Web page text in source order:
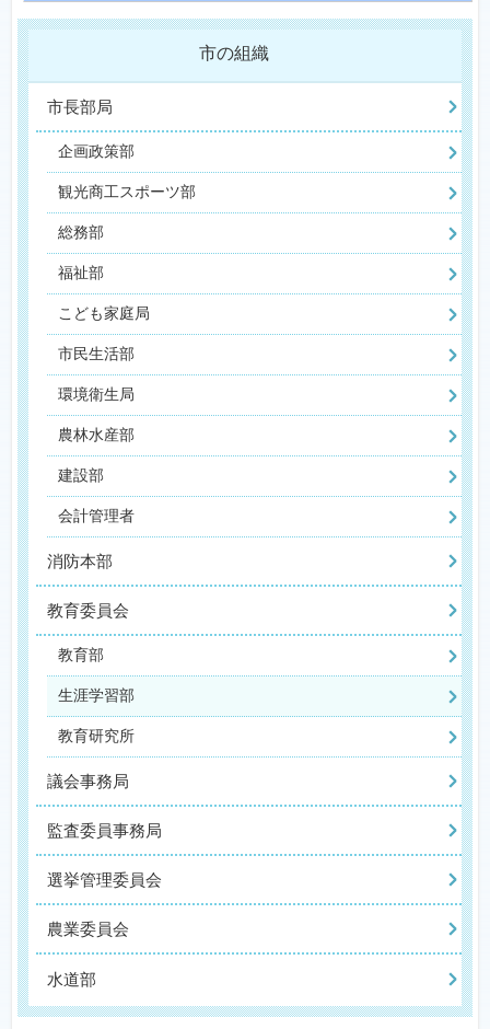
市の組織
市長部局
企画政策部
観光商工スポーツ部
総務部
福祉部
こども家庭局
市民生活部
環境衛生局
農林水産部
建設部
会計管理者
消防本部
教育委員会
教育部
生涯学習部
教育研究所
議会事務局
監査委員事務局
選挙管理委員会
農業委員会
水道部